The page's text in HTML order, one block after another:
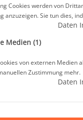
Cookies werden von
anzuzeigen. Sie tun dies,
Daten
Medien (1)
von externen Medien
Zustimmung mehr.
Daten